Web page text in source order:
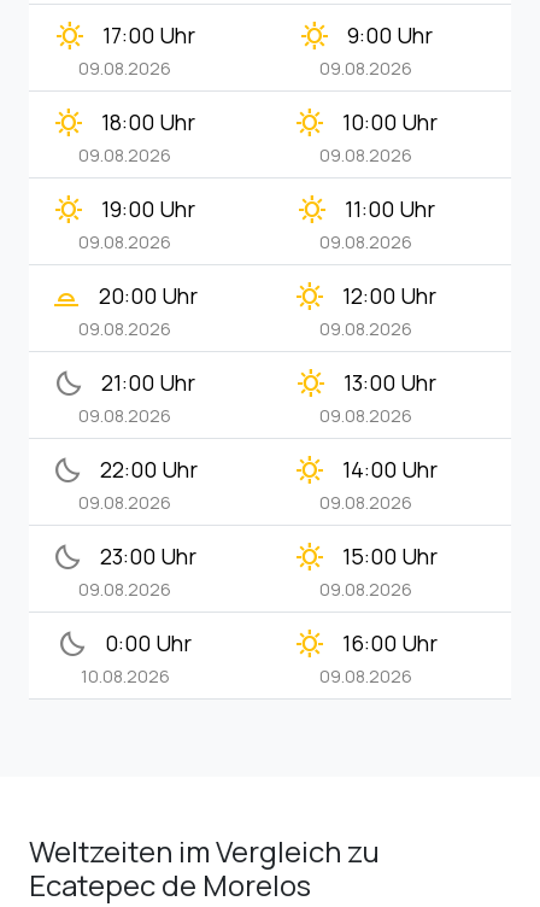
clear_day 17:00 Uhr
09.08.2026
clear_day 9:00 Uhr
09.08.2026
clear_day 18:00 Uhr
09.08.2026
clear_day 10:00 Uhr
09.08.2026
clear_day 19:00 Uhr
09.08.2026
clear_day 11:00 Uhr
09.08.2026
wb_twilight_2 20:00 Uhr
09.08.2026
clear_day 12:00 Uhr
09.08.2026
bedtime 21:00 Uhr
09.08.2026
clear_day 13:00 Uhr
09.08.2026
bedtime 22:00 Uhr
09.08.2026
clear_day 14:00 Uhr
09.08.2026
bedtime 23:00 Uhr
09.08.2026
clear_day 15:00 Uhr
09.08.2026
bedtime 0:00 Uhr
10.08.2026
clear_day 16:00 Uhr
09.08.2026
Weltzeiten im Vergleich zu
Ecatepec de Morelos